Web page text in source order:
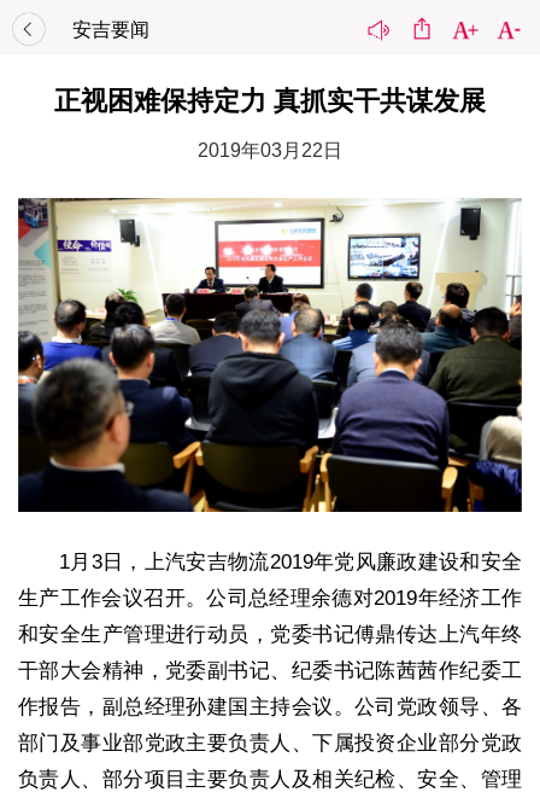
安吉要闻
正视困难保持定力 真抓实干共谋发展
2019年03月22日
1月3日，上汽安吉物流2019年党风廉政建设和安全
生产工作会议召开。公司总经理余德对2019年经济工作
和安全生产管理进行动员，党委书记傅鼎传达上汽年终
干部大会精神，党委副书记、纪委书记陈茜茜作纪委工
作报告，副总经理孙建国主持会议。公司党政领导、各
部门及事业部党政主要负责人、下属投资企业部分党政
负责人、部分项目主要负责人及相关纪检、安全、管理